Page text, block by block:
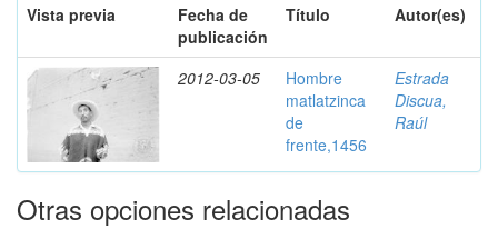
Vista previa
Fecha de
publicación
Título Autor(es)
2012-03-05
Hombre
matlatzinca
de
frente,1456
Estrada
Discua,
Raúl
Otras opciones relacionadas